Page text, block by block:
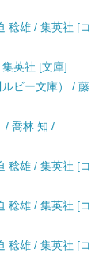
稔雄 / 集英社 [コ
英社 [文庫]
ビー文庫） / 藤
/ 喬林 知 /
稔雄 / 集英社 [コ
稔雄 / 集英社 [コ
稔雄 / 集英社 [コ